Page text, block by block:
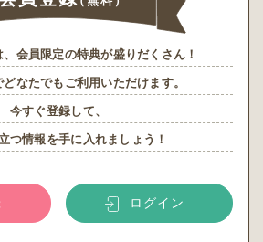
会員限定の特典が盛りだくさん！
なたでもご利用いただけます。
今すぐ登録して、
つ情報を手に入れましょう！
ログイン